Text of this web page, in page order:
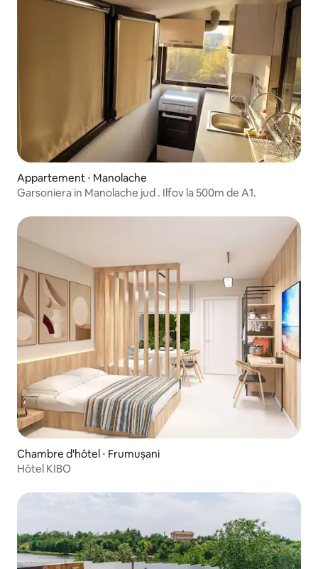
Appartement ⋅ Manolache
Garsoniera in Manolache jud . Ilfov la 500m de A1.
Chambre d'hôtel ⋅ Frumușani
Hôtel KIBO